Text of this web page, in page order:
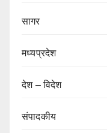
सागर
मध्यप्रदेश
देश – विदेश
संपादकीय